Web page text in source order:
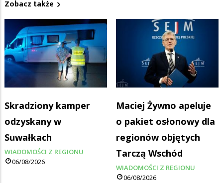
Zobacz także
Skradziony kamper
odzyskany w
Suwałkach
WIADOMOŚCI Z REGIONU
06/08/2026
Maciej Żywno apeluje
o pakiet osłonowy dla
regionów objętych
Tarczą Wschód
WIADOMOŚCI Z REGIONU
06/08/2026